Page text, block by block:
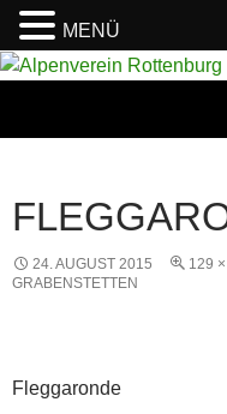
24. AUGUST 2015 129
GRABENSTETTEN
Fleggaronde
MENÜ